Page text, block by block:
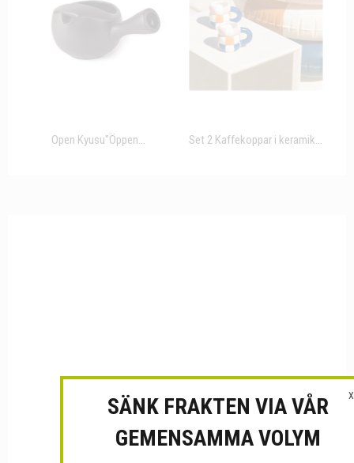
Open Kyusu"Öppen... Set 2 Kaffekoppar i keramik...
X
SÄNK FRAKTEN VIA VÅR
GEMENSAMMA VOLYM